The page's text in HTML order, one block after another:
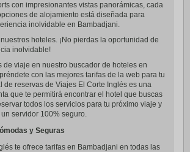
con impresionantes vistas panorámicas, cada
de alojamiento está diseñada para
inolvidable en Bambadjani.
hoteles. ¡No pierdas la oportunidad de
inolvidable!
de viaje en nuestro buscador de hoteles en
con las mejores tarifas de la web para tu
de reservas de Viajes El Corte Inglés es una
que te permitirá encontrar el hotel que buscas
todos los servicios para tu próximo viaje y
servidor 100% seguro.
y Seguras
te ofrece tarifas en Bambadjani en todas las